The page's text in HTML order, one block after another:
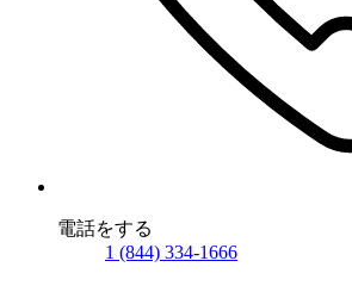
電話をする
1 (844) 334-1666